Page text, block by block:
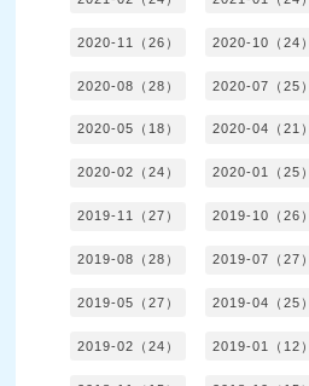
2020-11（26） 2020-10（24）
2020-08（28） 2020-07（25）
2020-05（18） 2020-04（21）
2020-02（24） 2020-01（25）
2019-11（27） 2019-10（26）
2019-08（28） 2019-07（27）
2019-05（27） 2019-04（25）
2019-02（24） 2019-01（12）